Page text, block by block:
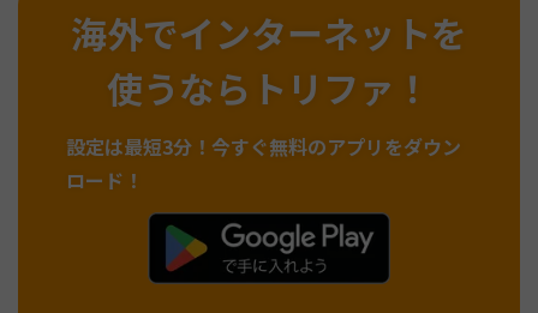
海外でインターネットを
使うならトリファ！
設定は最短3分！ 今すぐ無料のアプリをダウン
ロード！